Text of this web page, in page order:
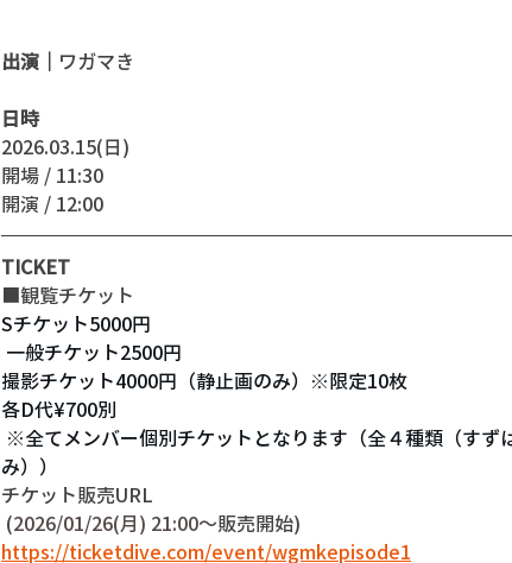
出演｜ ワガマき
日時
2026.03.15(日)
開場 / 11:30
開演 / 12:00
TICKET
■観覧チケット
Sチケット5000円
一般チケット2500円
撮影チケット4000円（静止画のみ）※限定10枚
各D代¥700別
み））
チケット販売URL
(2026/01/26(月) 21:00〜販売開始)
https://ticketdive.com/event/wgmkepisode1